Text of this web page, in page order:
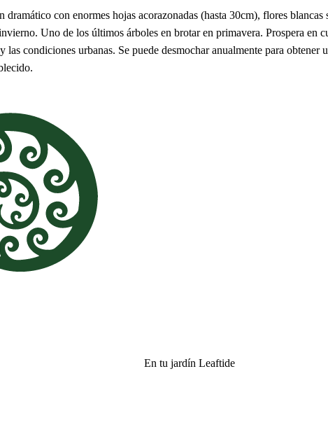
dramático con enormes hojas acorazonadas (hasta 30cm), flores
Uno de los últimos árboles en brotar en primavera. Prospera en
condiciones urbanas. Se puede desmochar anualmente para obtener
En tu jardín Leaftide